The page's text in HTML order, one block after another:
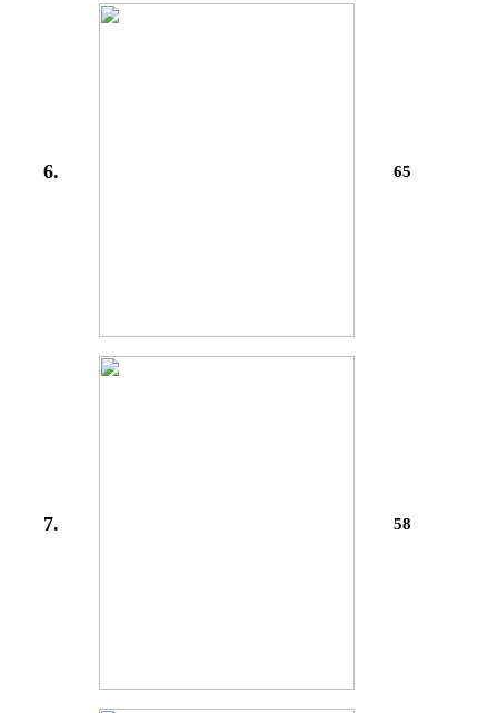
6. 65
7. 58